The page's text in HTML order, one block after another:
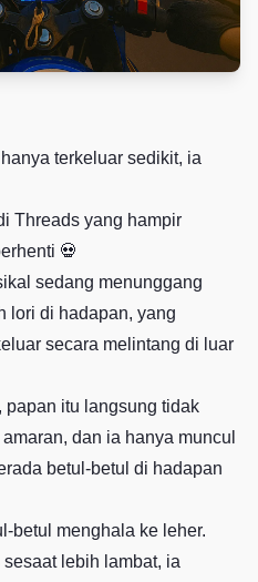
terkeluar sedikit, ia
Threads yang hampir
💀
sedang menunggang
lori di hadapan, yang
secara melintang di luar
papan itu langsung tidak
dan ia hanya muncul
betul-betul di hadapan
betul menghala ke leher.
lebih lambat, ia